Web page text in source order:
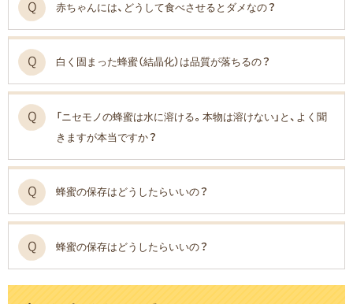
赤ちゃんには、どうして食べさせるとダメなの？
白く固まった蜂蜜（結晶化）は品質が落ちるの？
「ニセモノの蜂蜜は水に溶ける。本物は溶けない」と、よく聞
きますが本当ですか？
蜂蜜の保存はどうしたらいいの？
蜂蜜の保存はどうしたらいいの？